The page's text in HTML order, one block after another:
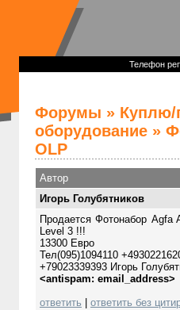
Телефон
Форумы » Куплю/
оборудование »
OLP
Автор
Игорь Голубятников
Продается Фотонабор
Level 3 !!!
13300 Евро
Тел(095)1094110
+79023339393 Игорь
<antispam: email_address>
ответить
ответить без